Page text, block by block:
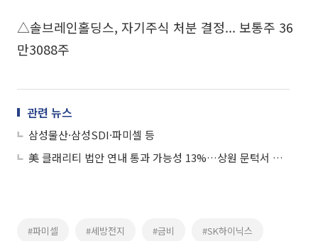
△솔브레인홀딩스, 자기주식 처분 결정... 보통주 36
만3088주
관련 뉴스
삼성물산·삼성SDI·파미셀 등
美 클래리티 법안 연내 통과 가능성 13%…상원 문턱서 제동
#파미셀 #세방전지 #금비 #SK하이닉스